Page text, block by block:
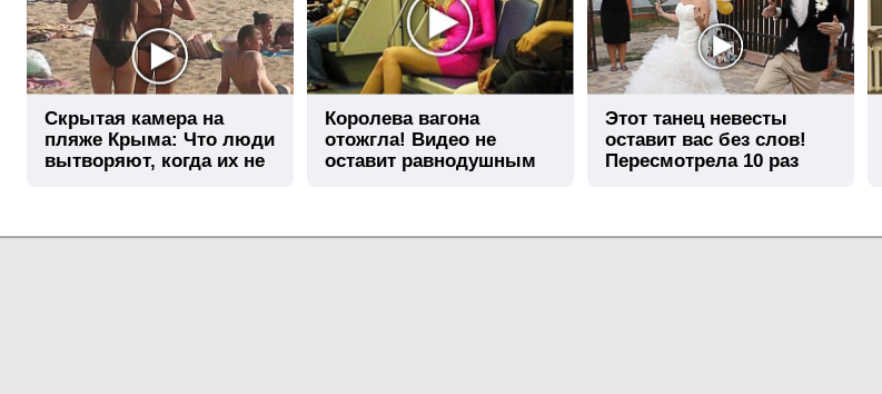
Скрытая камера на
пляже Крыма: Что люди
вытворяют, когда их не
Королева вагона
отожгла! Видео не
оставит равнодушным
Этот танец невесты
оставит вас без слов!
Пересмотрела 10 раз